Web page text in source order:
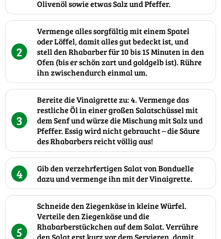
Olivenöl sowie etwas Salz und Pfeffer.
2
Vermenge alles sorgfältig mit einem Spatel
oder Löffel, damit alles gut bedeckt ist, und
stell den Rhabarber für 10 bis 15 Minuten in den
Ofen (bis er schön zart und goldgelb ist). Rühre
ihn zwischendurch einmal um.
3
Bereite die Vinaigrette zu: 4. Vermenge das
restliche Öl in einer großen Salatschüssel mit
dem Senf und würze die Mischung mit Salz und
Pfeffer. Essig wird nicht gebraucht – die Säure
des Rhabarbers reicht völlig aus!
4
Gib den verzehrfertigen Salat von Bonduelle
dazu und vermenge ihn mit der Vinaigrette.
5
Schneide den Ziegenkäse in kleine Würfel.
Verteile den Ziegenkäse und die
Rhabarberstückchen auf dem Salat. Verrühre